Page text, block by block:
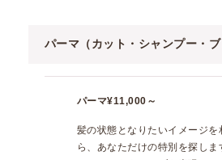
パーマ （カット・シャンプー・ブ
パーマ¥11,000～
髪の状態となりたいイメージを
ら、あなただけの特別を探しま